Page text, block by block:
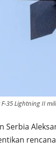
F-35 Lightning II
Serbia